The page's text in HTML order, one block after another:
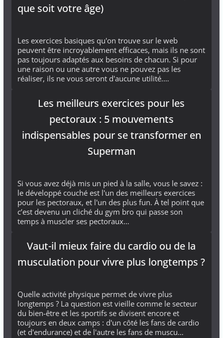
que soit votre âge)
Les exercices basiques qu'on trouve sur le web
peuvent être incroyablement efficaces, mais ils ne sont
pas toujours adaptés aux besoins de chacun. Si pour
une raison ou une autre vous ne pouvez pas les
réaliser, ils ne vous seront d'aucune utilité.…
Les meilleurs exercices pour les
pectoraux : 5 mouvements
indispensables pour se transformer en
Superman
Si vous avez déjà mis un pied à la salle, vous le savez :
le développé couché est l'un des meilleurs exercices
pour les pectoraux, et l'un des plus fun. À tel point que
c’est devenu un cliché du gym bro qui passe son
temps à muscler ses pectoraux…
Vaut-il mieux faire du cardio ou de la
musculation pour vivre plus longtemps ?
Quelle activité physique permet de vivre plus
longtemps ? La question est vieille comme le secteur
du bien-être et les sportifs se divisent encore et
toujours en deux camps : d'un côté les fans de cardio
(et d'endurance) et de l'autre les fans de muscu…